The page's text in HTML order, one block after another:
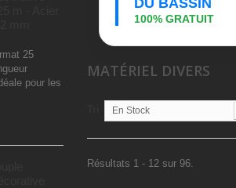
25
pour les
DU BASSIN
100% GRATUIT
MATÉRIEL DIVERS
En Stock
Résultats 1 - 12 sur 96.